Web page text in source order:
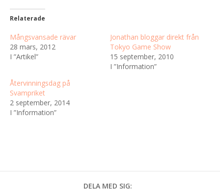
Relaterade
Mångsvansade rävar
28 mars, 2012
I ”Artikel”
Jonathan bloggar direkt från
Tokyo Game Show
15 september, 2010
I ”Information”
Återvinningsdag på
Svampriket
2 september, 2014
I ”Information”
DELA MED SIG: